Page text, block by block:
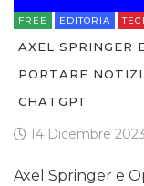
FREE EDITORIA
AXEL SPRINGER
PORTARE
CHATGPT
14 Dicembre 2023
Axel Springer e